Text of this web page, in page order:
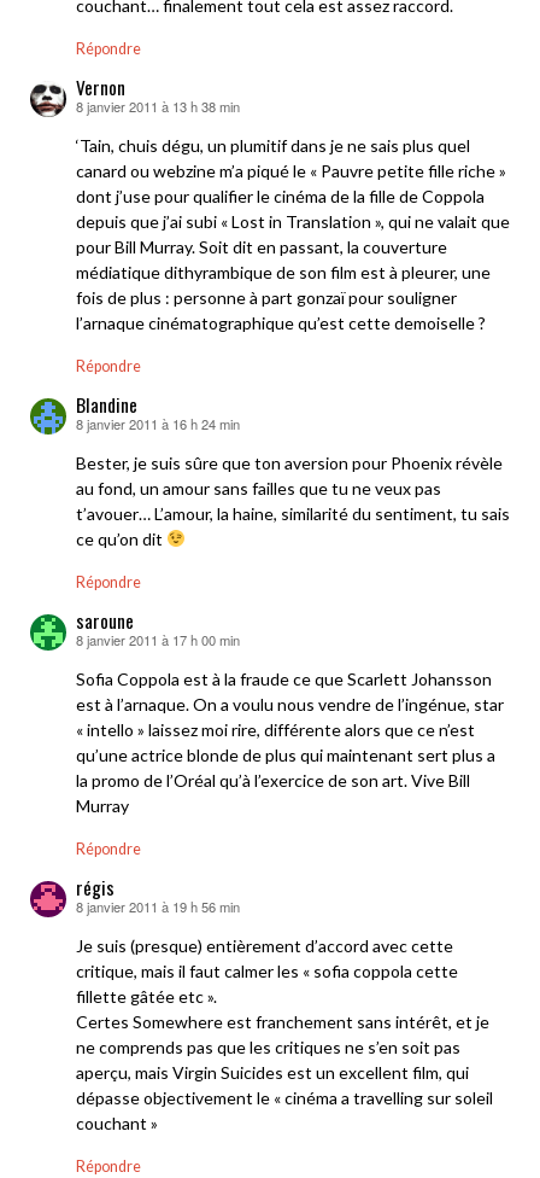
couchant… finalement tout cela est assez raccord.
Répondre
Vernon
dit :
8 janvier 2011 à 13 h 38 min
‘Tain, chuis dégu, un plumitif dans je ne sais plus quel
canard ou webzine m’a piqué le « Pauvre petite fille riche »
dont j’use pour qualifier le cinéma de la fille de Coppola
depuis que j’ai subi « Lost in Translation », qui ne valait que
pour Bill Murray. Soit dit en passant, la couverture
médiatique dithyrambique de son film est à pleurer, une
fois de plus : personne à part gonzaï pour souligner
l’arnaque cinématographique qu’est cette demoiselle ?
Répondre
Blandine
dit :
8 janvier 2011 à 16 h 24 min
Bester, je suis sûre que ton aversion pour Phoenix révèle
au fond, un amour sans failles que tu ne veux pas
t’avouer… L’amour, la haine, similarité du sentiment, tu sais
ce qu’on dit
Répondre
saroune
dit :
8 janvier 2011 à 17 h 00 min
Sofia Coppola est à la fraude ce que Scarlett Johansson
est à l’arnaque. On a voulu nous vendre de l’ingénue, star
« intello » laissez moi rire, différente alors que ce n’est
qu’une actrice blonde de plus qui maintenant sert plus a
la promo de l’Oréal qu’à l’exercice de son art. Vive Bill
Murray
Répondre
régis
dit :
8 janvier 2011 à 19 h 56 min
Je suis (presque) entièrement d’accord avec cette
critique, mais il faut calmer les « sofia coppola cette
fillette gâtée etc ».
Certes Somewhere est franchement sans intérêt, et je
ne comprends pas que les critiques ne s’en soit pas
aperçu, mais Virgin Suicides est un excellent film, qui
dépasse objectivement le « cinéma a travelling sur soleil
couchant »
Répondre